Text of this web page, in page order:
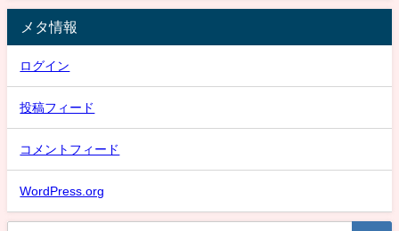
メタ情報
ログイン
投稿フィード
コメントフィード
WordPress.org